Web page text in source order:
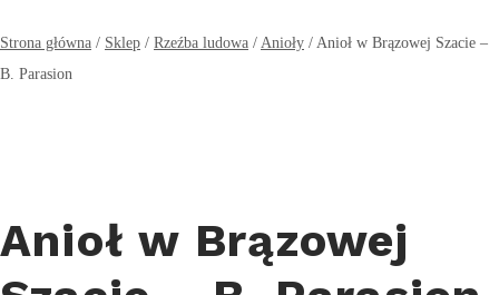
Strona główna / Sklep / Rzeźba ludowa / Anioły / Anioł w Brązowej Szacie –
B. Parasion
Anioł w Brązowej